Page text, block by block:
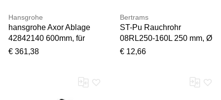
Hansgrohe
hansgrohe Axor Ablage
42842140 600mm, für
Badetuch, brushed bronze
€ 361,38
Bertrams
ST-Pu Rauchrohr
08RL250-160L 250 mm, Ø
160 mm,
€ 12,66